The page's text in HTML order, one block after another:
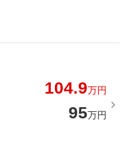
104.9万円
95万円